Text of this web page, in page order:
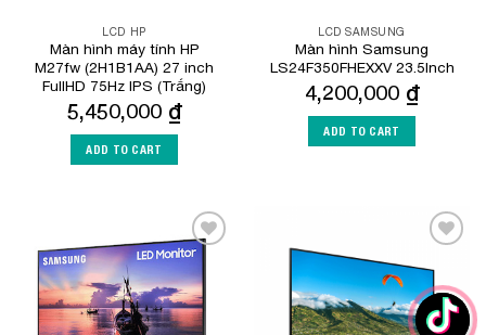
LCD HP
Màn hình máy tính HP
M27fw (2H1B1AA) 27 inch
FullHD 75Hz IPS (Trắng)
5,450,000 ₫
ADD TO CART
LCD SAMSUNG
Màn hình Samsung
LS24F350FHEXXV 23.5Inch
4,200,000 ₫
ADD TO CART
Add to
Wishlist
Wishlist